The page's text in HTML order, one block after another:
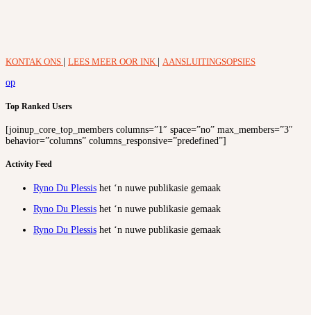
KONTAK ONS LEES MEER OOR INK
AANSLUITINGSOPSIES
op
Top Ranked Users
[joinup_core_top_members columns=”1″ space=”no” max_members=”3″
behavior=”columns” columns_responsive=”predefined”]
Activity Feed
Ryno Du Plessis het ‘n nuwe publikasie gemaak
Ryno Du Plessis het ‘n nuwe publikasie gemaak
Ryno Du Plessis het ‘n nuwe publikasie gemaak